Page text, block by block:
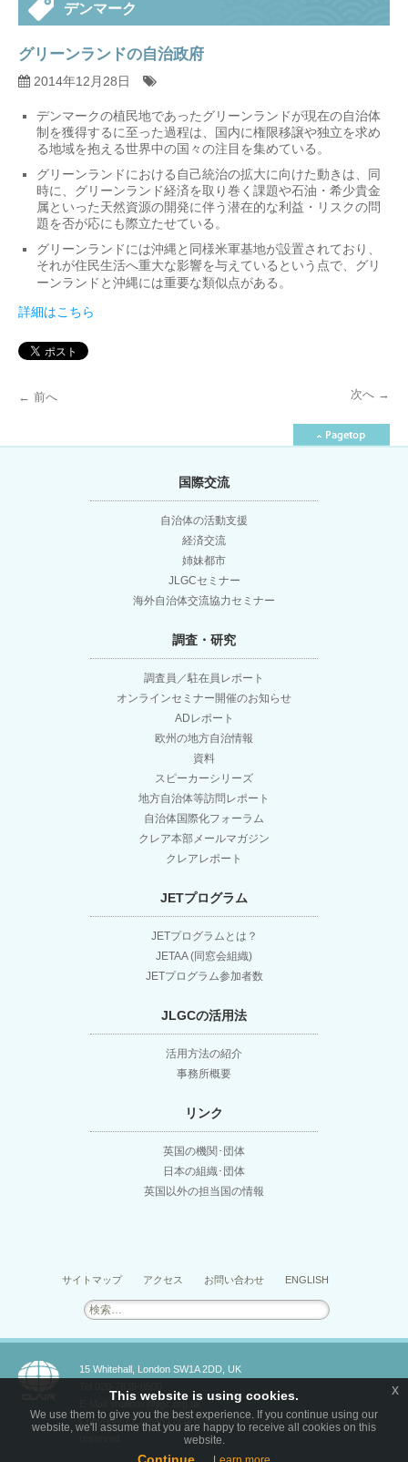
デンマーク
グリーンランドの自治政府
2014年12月28日
デンマークの植民地であったグリーンランドが現在の自治体
制を獲得するに至った過程は、国内に権限移譲や独立を求め
る地域を抱える世界中の国々の注目を集めている。
グリーンランドにおける自己統治の拡大に向けた動きは、同
時に、グリーンランド経済を取り巻く課題や石油・希少貴金
属といった天然資源の開発に伴う潜在的な利益・リスクの問
題を否が応にも際立たせている。
グリーンランドには沖縄と同様米軍基地が設置されており、
それが住民生活へ重大な影響を与えているという点で、グリ
ーンランドと沖縄には重要な類似点がある。
詳細はこちら
← 前へ 次へ →
国際交流
自治体の活動支援
経済交流
姉妹都市
JLGCセミナー
海外自治体交流協力セミナー
調査・研究
調査員／駐在員レポート
オンラインセミナー開催のお知らせ
ADレポート
欧州の地方自治情報
資料
スピーカーシリーズ
地方自治体等訪問レポート
自治体国際化フォーラム
クレア本部メールマガジン
クレアレポート
JETプログラム
JETプログラムとは？
JETAA (同窓会組織)
JETプログラム参加者数
JLGCの活用法
活用方法の紹介
事務所概要
リンク
英国の機関･団体
日本の組織･団体
英国以外の担当国の情報
サイトマップ アクセス お問い合わせ ENGLISH
検
索:
15 Whitehall, London SW1A 2DD, UK
E-Mail: mailbox@jlgc.org.uk
Copyright(c) Japan Local Government Centre 2008-2026. All rights
This website is using cookies.
We use them to give you the best experience. If you continue using our
website, we'll assume that you are happy to receive all cookies on this
website.
x